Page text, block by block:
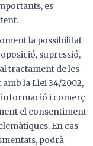
es
la possibilitat
supressió,
tractament de les
la Llei 34/2002,
informació i comerç
el consentiment
En cas
podrà